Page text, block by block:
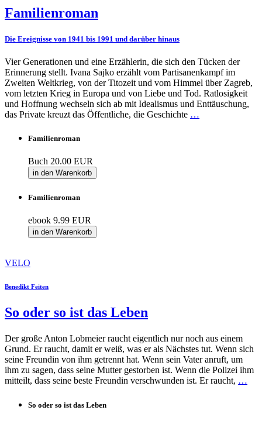
Familienroman
Die Ereignisse von 1941 bis 1991 und darüber hinaus
Vier Generationen und eine Erzählerin, die sich den Tücken der
Erinnerung stellt. Ivana Sajko erzählt vom Partisanenkampf im
Zweiten Weltkrieg, von der Titozeit und vom Himmel über Zagreb,
vom letzten Krieg in Europa und von Liebe und Tod. Ratlosigkeit
und Hoffnung wechseln sich ab mit Idealismus und Enttäuschung,
das Private kreuzt das Öffentliche, die Geschichte …
Familienroman
Buch 20.00 EUR
in den Warenkorb
Familienroman
ebook 9.99 EUR
in den Warenkorb
VELO
Benedikt Feiten
So oder so ist das Leben
Der große Anton Lobmeier raucht eigentlich nur noch aus einem
Grund. Er raucht, damit er weiß, was er als Nächstes tut. Wenn sich
seine Freundin von ihm getrennt hat. Wenn sein Vater anruft, um
ihm zu sagen, dass seine Mutter gestorben ist. Wenn die Polizei ihm
mitteilt, dass seine beste Freundin verschwunden ist. Er raucht, …
So oder so ist das Leben